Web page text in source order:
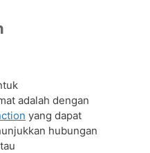
adalah dengan
yang dapat
hubungan